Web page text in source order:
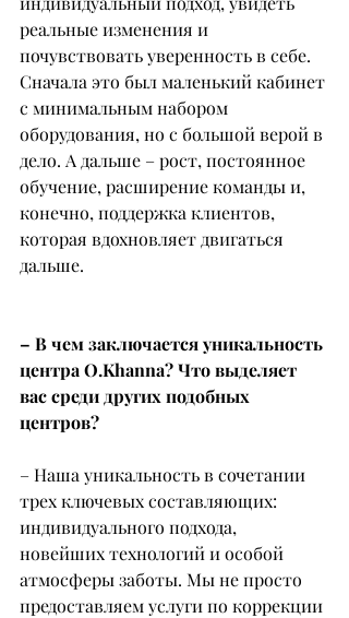
реальные изменения и
почувствовать уверенность в себе.
Сначала это был маленький кабинет
с минимальным набором
оборудования, но с большой верой в
дело. А дальше – рост, постоянное
обучение, расширение команды и,
конечно, поддержка клиентов,
которая вдохновляет двигаться
дальше.
– В чем заключается уникальность
центра O.Khanna? Что выделяет
вас среди других подобных
центров?
– Наша уникальность в сочетании
трех ключевых составляющих:
индивидуального подхода,
новейших технологий и особой
атмосферы заботы. Мы не просто
предоставляем услуги по коррекции